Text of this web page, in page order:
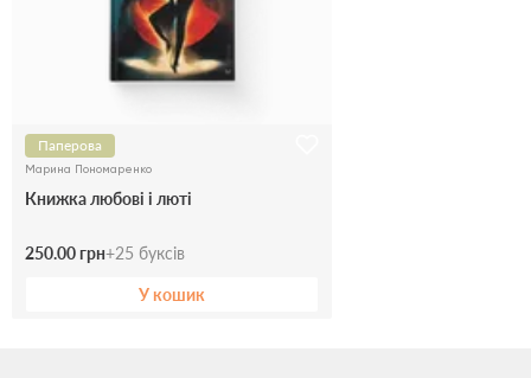
Паперова
Марина Пономаренко
Книжка любові і люті
250.00 грн+25 буксів
У кошик